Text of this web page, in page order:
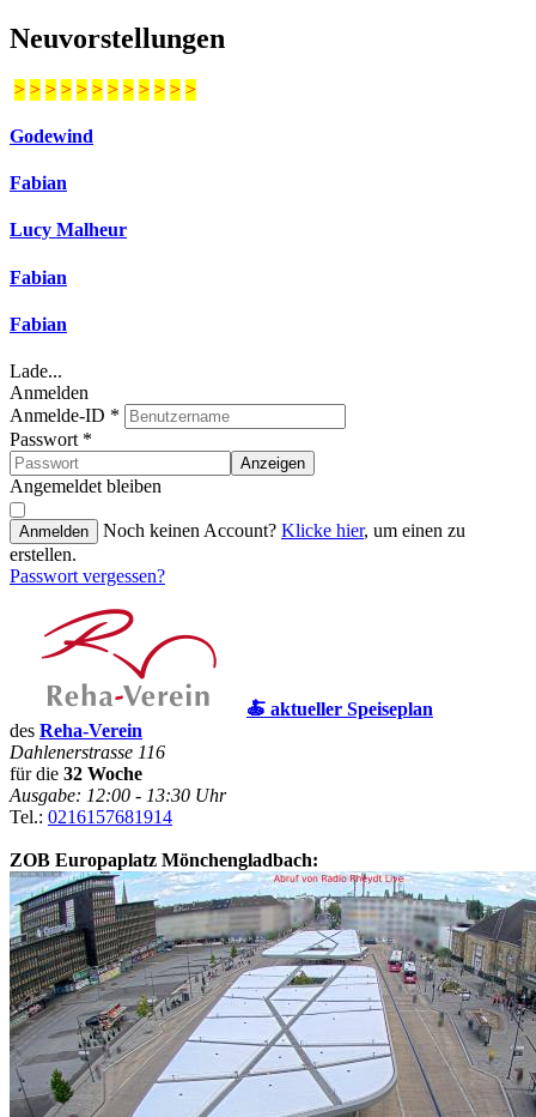
Neuvorstellungen
> > > > > > > > > > > >
Godewind
Fabian
Lucy Malheur
Fabian
Fabian
Lade...
Anmelden
Anmelde-ID *
Passwort *
Anzeigen
Angemeldet bleiben
Anmelden Noch keinen Account? Klicke hier, um einen zu
erstellen.
Passwort vergessen?
🍝 aktueller Speiseplan
des Reha-Verein
Dahlenerstrasse 116
für die 32 Woche
Ausgabe: 12:00 - 13:30 Uhr
Tel.: 0216157681914
ZOB Europaplatz Mönchengladbach: